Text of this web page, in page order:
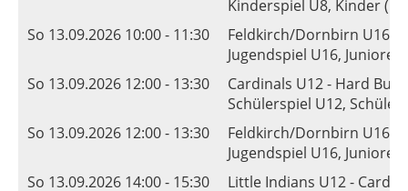
Kinderspiel U8, Kinder
So 13.09.2026 10:00 - 11:30
Feldkirch/Dornbirn U16
Jugendspiel U16,
So 13.09.2026 12:00 - 13:30
Cardinals U12 - Hard
Schülerspiel U12,
So 13.09.2026 12:00 - 13:30
Feldkirch/Dornbirn U16
Jugendspiel U16,
So 13.09.2026 14:00 - 15:30
Little Indians U12 -